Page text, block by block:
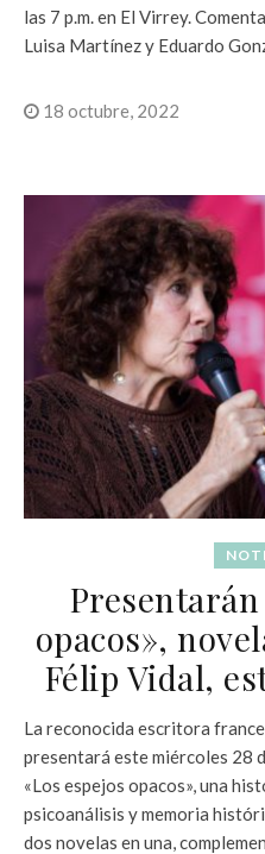
las 7 p.m. en El Virrey.
Luisa Martínez y Eduardo
18 octubre, 2022
opacos»,
Félip Vidal,
La reconocida escritora
presentará este miércoles 28
«Los espejos opacos», una
psicoanálisis y memoria
dos novelas en una,